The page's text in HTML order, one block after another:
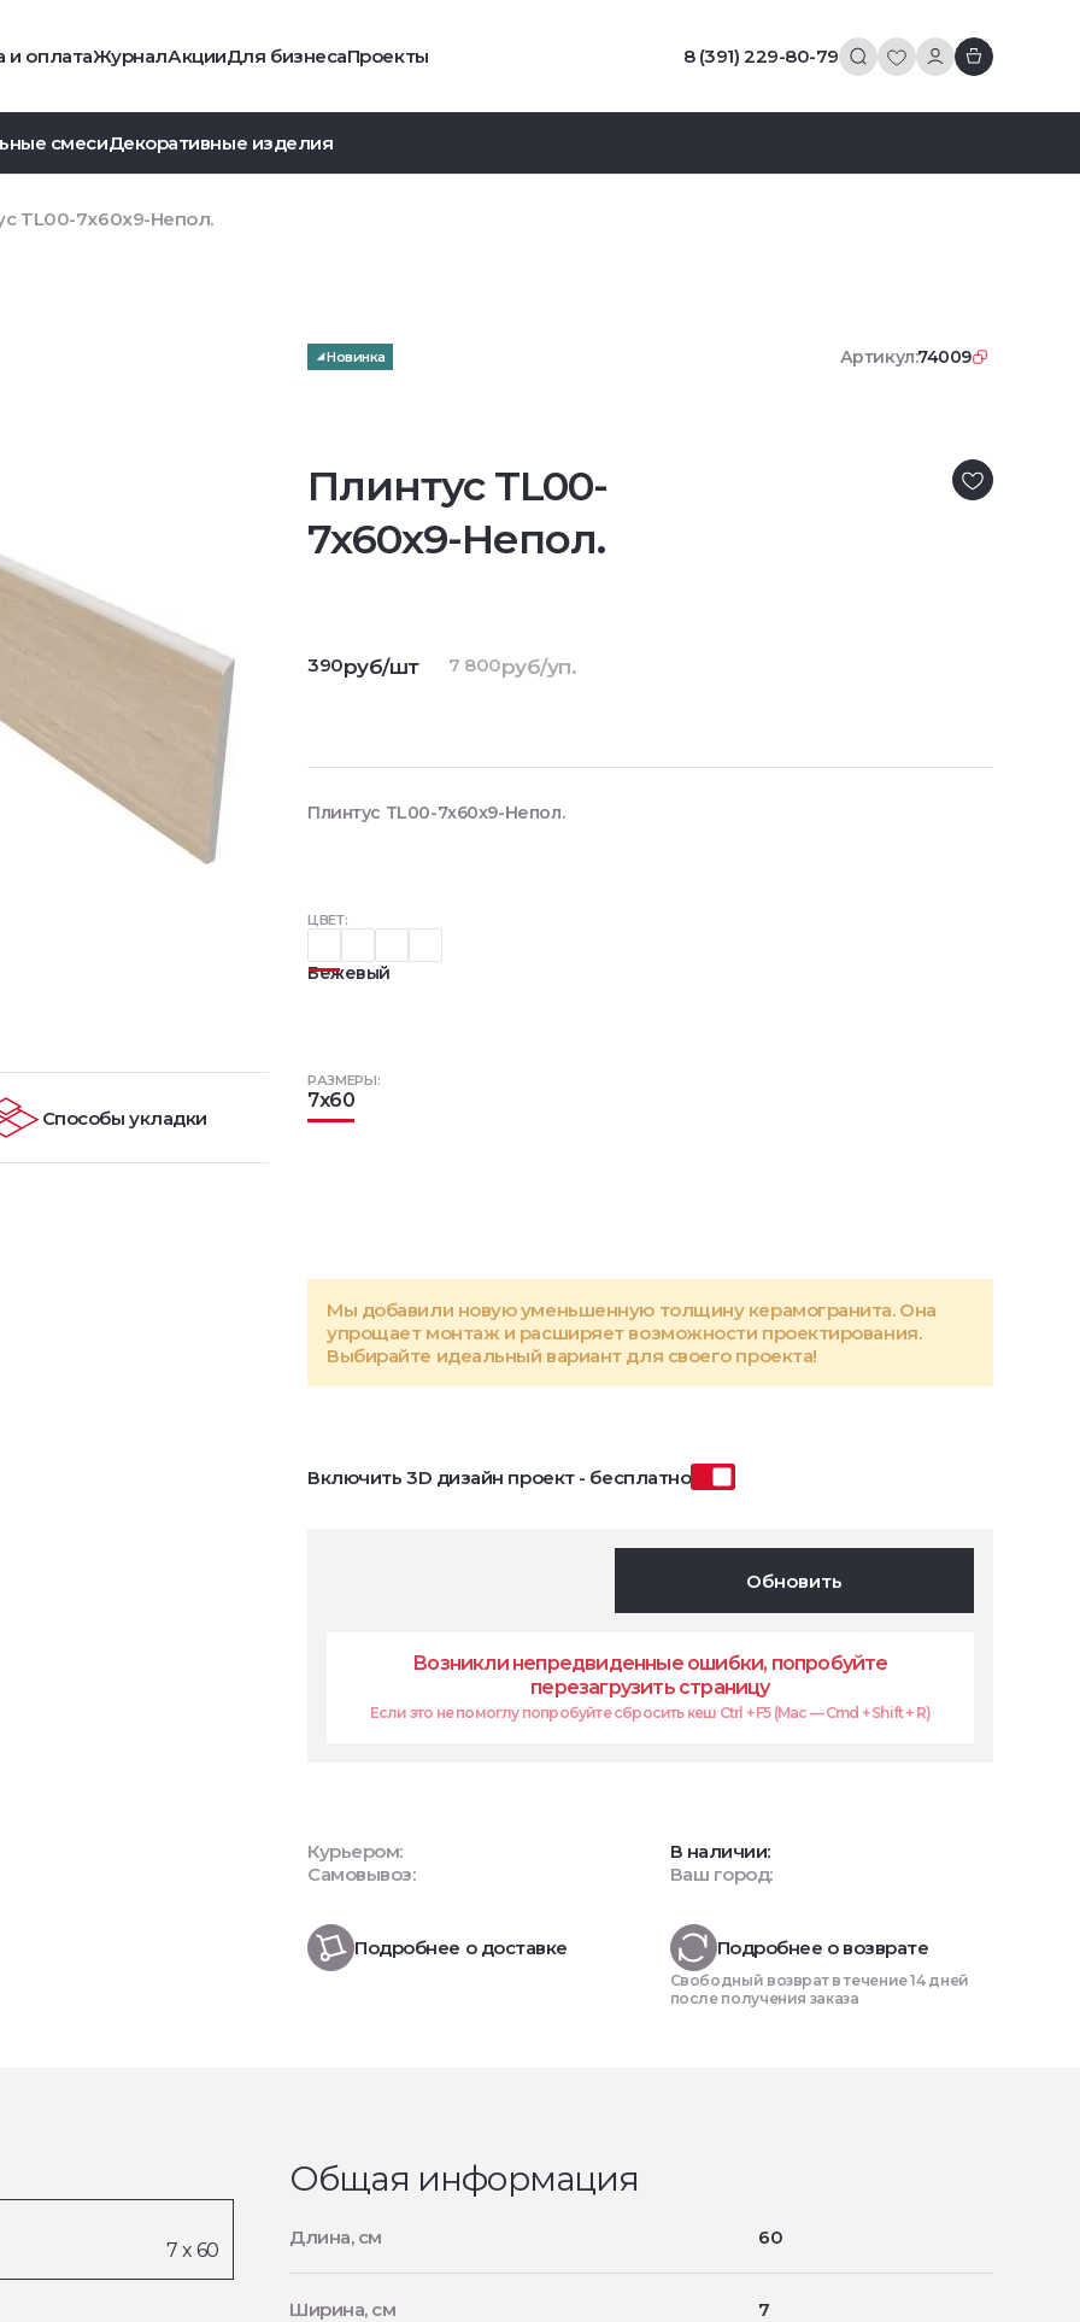
и оплатаЖурналАкцииДля бизнесаПроекты 8 (391) 229-80-79
смесиДекоративные изделия
TL00-7x60x9-Непол.
Новинка Артикул:74009
Плинтус TL00-
7x60x9-Непол.
ЦВЕТ:
Бежевый
РАЗМЕРЫ:
7x60
Мы добавили новую уменьшенную толщину керамогранита. Она
упрощает монтаж и расширяет возможности проектирования.
Выбирайте идеальный вариант для своего проекта!
Включить 3D дизайн проект - бесплатно
390руб/шт 7 800руб/уп.
Обновить
Возникли непредвиденные ошибки, попробуйте
перезагрузить страницу
Если это не помоглу попробуйте сбросить кеш Ctrl + F5 (Mac — Cmd + Shift + R)
Курьером:
Самовывоз:
В наличии:
Ваш город:
Подробнее о доставке Подробнее о возврате
Свободный возврат в течение 14 дней
после получения заказа
Плинтус TL00-7x60x9-Непол.
Способы укладки
Общая информация
Длина, см 60
Ширина, см 7